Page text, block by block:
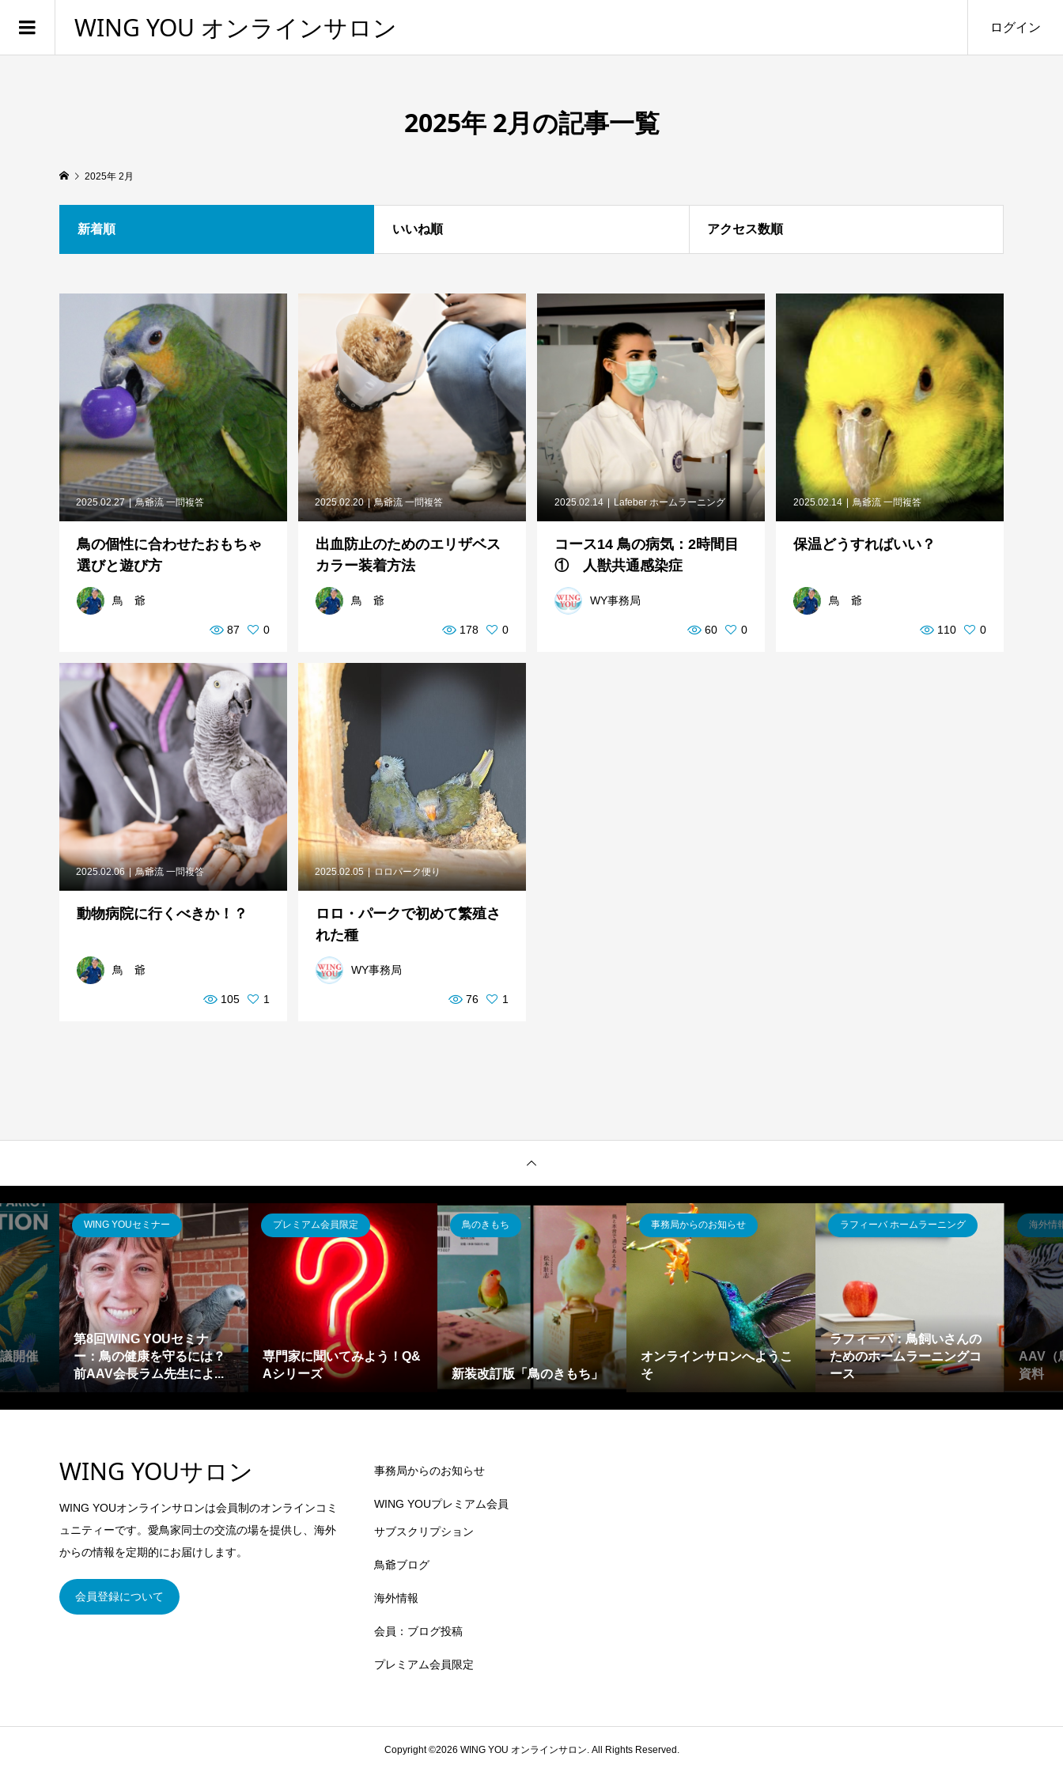
WING YOU オンラインサロン ログイン
2025年 2月の記事一覧
2025年 2月
新着順 いいね順 アクセス数順
2025.02.27 鳥爺流 一問複答
鳥の個性に合わせたおもちゃ
選びと遊び方
鳥 爺
87 0
2025.02.20 鳥爺流 一問複答
出血防止のためのエリザベス
カラー装着方法
鳥 爺
178 0
2025.02.14 Lafeber ホームラーニング
コース14 鳥の病気：2時間目
① 人獣共通感染症
WY事務局
60 0
2025.02.14 鳥爺流 一問複答
保温どうすればいい？
鳥 爺
110 0
2025.02.06 鳥爺流 一問複答
動物病院に行くべきか！？
鳥 爺
105 1
2025.02.05 ロロパーク便り
ロロ・パークで初めて繁殖さ
れた種
WY事務局
76 1
開催
WING YOUセミナー
第8回WING YOUセミナ
ー：鳥の健康を守るには？
前AAV会長ラム先生によ...
プレミアム会員限定
専門家に聞いてみよう！Q&
Aシリーズ
鳥のきもち
新装改訂版「鳥のきもち」
事務局からのお知らせ
オンラインサロンへようこ
そ
ラフィーバ ホームラーニング
ラフィーバ：鳥飼いさんの
ためのホームラーニングコ
ース
海外情
AAV（
資料
WING YOUサロン
WING YOUオンラインサロンは会員制のオンラインコミ
ュニティーです。愛鳥家同士の交流の場を提供し、海外
からの情報を定期的にお届けします。
会員登録について
事務局からのお知らせ
WING YOUプレミアム会員
サブスクリプション
鳥爺ブログ
海外情報
会員：ブログ投稿
プレミアム会員限定
Copyright ©2026 WING YOU オンラインサロン. All Rights Reserved.